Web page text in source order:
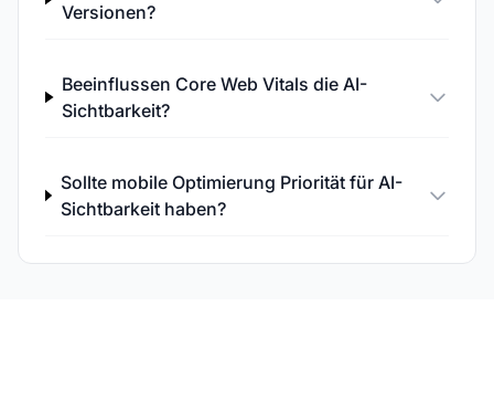
Versionen?
Beeinflussen Core Web Vitals die AI-
Sichtbarkeit?
Sollte mobile Optimierung Priorität für AI-
Sichtbarkeit haben?